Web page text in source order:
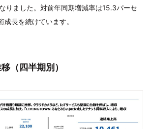
りました。対前年同期増減率は15.3パーセ
成長を続けています。
（四半期別）